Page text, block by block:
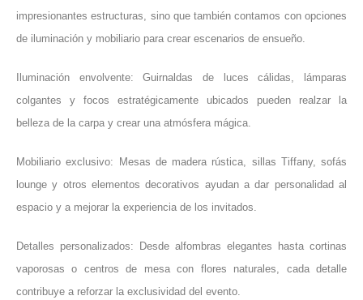
impresionantes estructuras, sino que también contamos con opciones
de iluminación y mobiliario para crear escenarios de ensueño.
Iluminación envolvente: Guirnaldas de luces cálidas, lámparas
colgantes y focos estratégicamente ubicados pueden realzar la
belleza de la carpa y crear una atmósfera mágica.
Mobiliario exclusivo: Mesas de madera rústica, sillas Tiffany, sofás
lounge y otros elementos decorativos ayudan a dar personalidad al
espacio y a mejorar la experiencia de los invitados.
Detalles personalizados: Desde alfombras elegantes hasta cortinas
vaporosas o centros de mesa con flores naturales, cada detalle
contribuye a reforzar la exclusividad del evento.